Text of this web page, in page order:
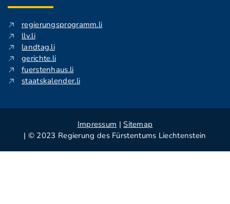
regierungsprogramm.li
llv.li
landtag.li
gerichte.li
fuerstenhaus.li
staatskalender.li
Impressum | Sitemap
| © 2023 Regierung des Fürstentums Liechtenstein